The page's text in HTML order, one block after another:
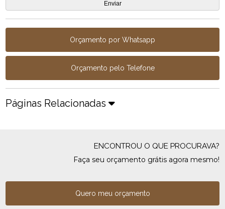
Orçamento por Whatsapp
Orçamento pelo Telefone
Páginas Relacionadas
ENCONTROU O QUE PROCURAVA?
Faça seu orçamento grátis agora mesmo!
Quero meu orçamento